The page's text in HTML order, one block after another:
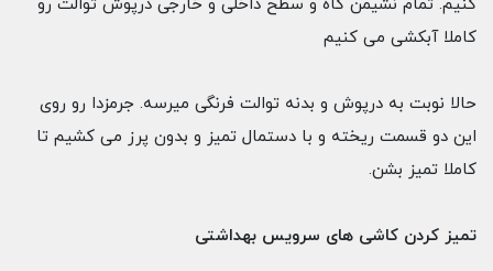
کنیم. تمام نشیمن‌ گاه و سطح داخلی و خارجی درپوش توالت رو
کاملا آبکشی می کنیم
حالا نوبت به درپوش و بدنه توالت فرنگی میرسه. جرمزدا رو روی
این دو قسمت ریخته و با دستمال تمیز و بدون پرز می کشیم تا
کاملا تمیز بشن.
تمیز کردن کاشی های سرویس بهداشتی